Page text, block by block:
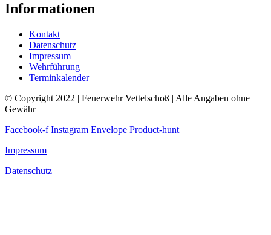
Informationen
Kontakt
Datenschutz
Impressum
Wehrführung
Terminkalender
© Copyright 2022 | Feuerwehr Vettelschoß | Alle Angaben ohne
Gewähr
Facebook-f Instagram Envelope Product-hunt
Impressum
Datenschutz